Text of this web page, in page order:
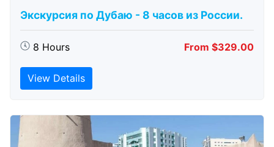
Экскурсия по Дубаю - 8 часов из России.
8 Hours From $329.00
View Details